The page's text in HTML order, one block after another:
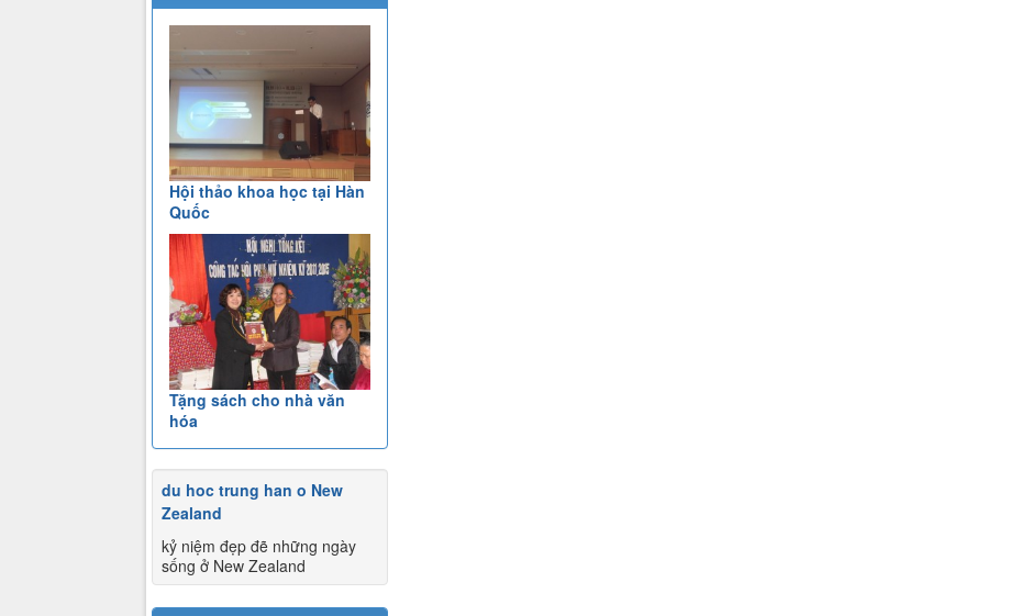
Hội thảo khoa học tại Hàn
Quốc
Tặng sách cho nhà văn
hóa
du hoc trung han o New
Zealand
kỷ niệm đẹp đẽ những ngày
sống ở New Zealand